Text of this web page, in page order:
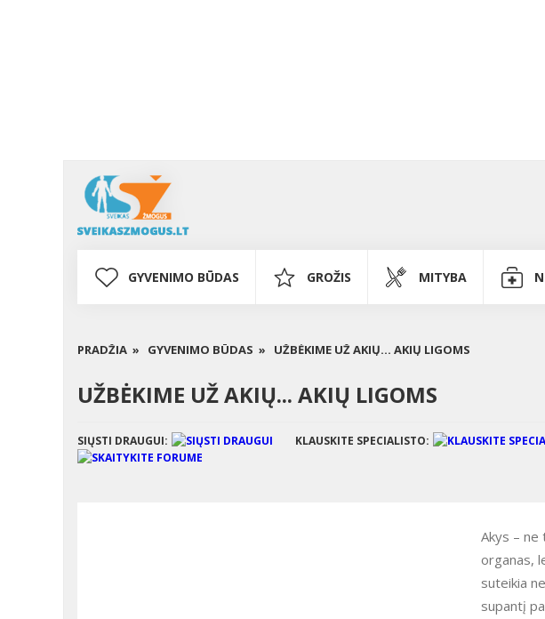
GYVENIMO BŪDAS GROŽIS MITYBA
PRADŽIA » GYVENIMO BŪDAS » UŽBĖKIME UŽ AKIŲ... AKIŲ LIGOMS
UŽBĖKIME UŽ AKIŲ... AKIŲ LIGOMS
SIŲSTI DRAUGUI: KLAUSKITE SPECIALISTO:
Akys – ne tik sielos veidrodis, bet ir svarbus jutimo
organas,
suteikia
supantį